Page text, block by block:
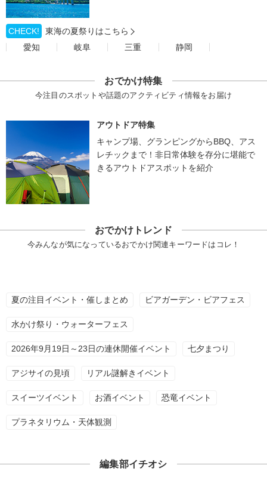
CHECK!
東海の夏祭りはこちら
愛知
岐阜 三重 静岡
おでかけ特集
今注目のスポットや話題のアクティビティ情報をお届け
アウトドア特集
キャンプ場、グランピングからBBQ、アス
レチックまで！非日常体験を存分に堪能で
きるアウトドアスポットを紹介
おでかけトレンド
今みんなが気になっているおでかけ関連キーワードはコレ！
夏の注目イベント・催しまとめ ビアガーデン・ビアフェス
水かけ祭り・ウォーターフェス
2026年9月19日～23日の連休開催イベント 七夕まつり
アジサイの見頃 リアル謎解きイベント
スイーツイベント お酒イベント 恐竜イベント
プラネタリウム・天体観測
編集部イチオシ